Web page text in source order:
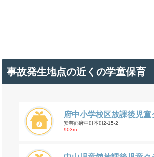
事故発生地点の近くの学童保育
府中小学校区放課後児童
安芸郡府中町本町2-15-2
903m